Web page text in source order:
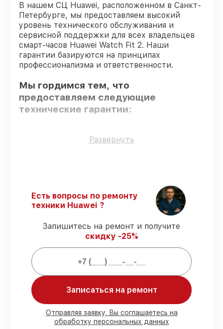
В нашем СЦ Huawei, расположенном в Санкт-
Петербурге, мы предоставляем высокий
уровень технического обслуживания и
сервисной поддержки для всех владельцев
смарт-часов Huawei Watch Fit 2. Наши
гарантии базируются на принципах
профессионализма и ответственности.
Мы гордимся тем, что
предоставляем следующие
технические гарантии:
Оригинальные детали– только
Соблюдение сроков восстановления
гарантируем завершение работ без
задержек.
– все
работы по сервису проводятся с
официальной гарантией.
Мы гарантируем:
работ с возможностью
присутствовать
90%комплектующих для смарт-часов на
складе или быстро поставляются
Развернуть
Есть вопросы по ремонту
техники Huawei ?
Запишитесь на ремонт и получите
скидку -25%
Записаться на ремонт
Отправляя заявку, Вы соглашаетесь на
обработку персональных данных